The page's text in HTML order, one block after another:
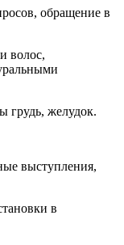
обращение в
волос,
грудь, желудок.
выступления,
в